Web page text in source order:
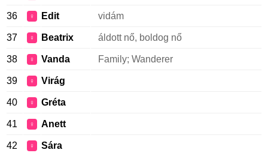
36 ♀ Edit vidám
37 ♀ Beatrix áldott nő, boldog nő
38 ♀ Vanda Family; Wanderer
39 ♀ Virág
40 ♀ Gréta
41 ♀ Anett
42 ♀ Sára